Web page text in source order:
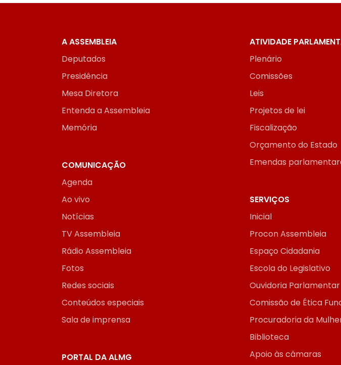
A ASSEMBLEIA
Deputados
Presidência
Mesa Diretora
Entenda a Assembleia
Memória
ATIVIDADE
Plenário
Comissões
Leis
Projetos de lei
Fiscalização
Orçamento do Estado
Emendas
COMUNICAÇÃO
Agenda
Ao vivo
Notícias
TV Assembleia
Rádio Assembleia
Fotos
Redes sociais
Conteúdos especiais
Sala de imprensa
SERVIÇOS
Inicial
Procon Assembleia
Espaço Cidadania
Escola do Legislativo
Ouvidoria Parlamentar
Comissão de Ética
Procuradoria da
Biblioteca
Apoio às câmaras
PORTAL DA ALMG